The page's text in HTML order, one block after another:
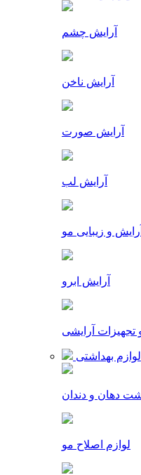
آرایش چشم
آرایش ناخن
آرایش صورت
آرایش لب
آرایش و زیبایی مو
آرایش ابرو
آرایشی
لوازم بهداشتی
دهان و دندان
لوازم اصلاح مو